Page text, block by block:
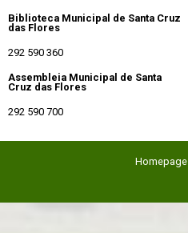
Biblioteca Municipal de Santa Cruz
das Flores
292 590 360
Assembleia Municipal de Santa
Cruz das Flores
292 590 700
Homepage